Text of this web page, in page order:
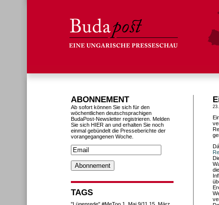
ABONNEMENT
Ab sofort können Sie sich für den
wöchentlichen deutschsprachigen
BudaPost-Newsletter registrieren. Melden
Sie sich HIER an und erhalten Sie noch
einmal gebündelt die Presseberichte der
vorangegangenen Woche.
TAGS